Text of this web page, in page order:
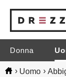
Donna
› Uomo ›